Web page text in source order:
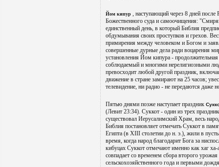
Йом кипур , наступающий через 8 дней после
Божественного суда и самоочищения:
единственный день, в который Библия
обдумывания своих проступков и грехов.
примирения между человеком и Богом и
совершенные дурные дела ради воцарения
установления Йом кипура -
соблюдаемый и многими нерелигиозными
превосходит любой другой праздник,
движение в стране замирают на 25 часов;
телевидение, ни радио - не передаются даже
Пятью днями позже наступает праздник
(Левит 23:34). Суккот - один из трех
существовал Иерусалимский Храм, весь
Библия постановляет отмечать Суккот в
Египта (в XIII столетии до н. э.), жили в
время, когда народ благодарит Бога за
кибуцах Суккот отмечают именно как хаг
совпадает со временем сбора второго
сельскохозяйственного года и первыми